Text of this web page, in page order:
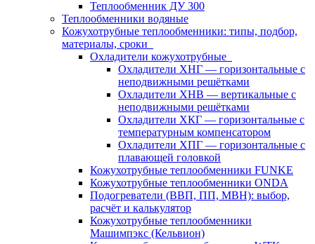
Теплообменник ДУ 300
Теплообменники водяные
Кожухотрубные теплообменники: типы, подбор,
материалы, сроки
Охладители кожухотрубные
Охладители ХНГ — горизонтальные с
неподвижными решётками
Охладители ХНВ — вертикальные с
неподвижными решётками
Охладители ХКГ — горизонтальные с
температурным компенсатором
Охладители ХПГ — горизонтальные с
плавающей головкой
Кожухотрубные теплообменники FUNKE
Кожухотрубные теплообменники ONDA
Подогреватели (ВВП, ПП, МВН): выбор,
расчёт и калькулятор
Кожухотрубные теплообменники
Машимпэкс (Кельвион)